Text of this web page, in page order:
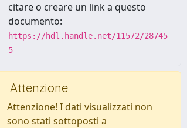
citare o creare un link a questo
documento:
https://hdl.handle.net/11572/28745
5
Attenzione
Attenzione! I dati visualizzati non
sono stati sottoposti a